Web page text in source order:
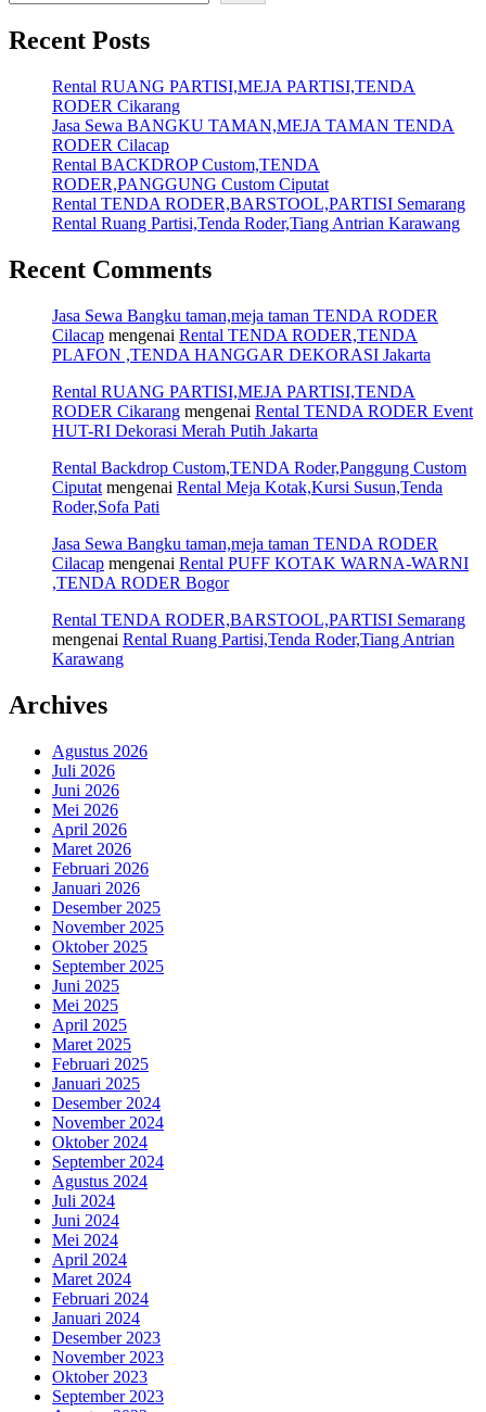
Recent Posts
Rental RUANG PARTISI,MEJA PARTISI,TENDA
RODER Cikarang
Jasa Sewa BANGKU TAMAN,MEJA TAMAN TENDA
RODER Cilacap
Rental BACKDROP Custom,TENDA
RODER,PANGGUNG Custom Ciputat
Rental TENDA RODER,BARSTOOL,PARTISI Semarang
Rental Ruang Partisi,Tenda Roder,Tiang Antrian Karawang
Recent Comments
Jasa Sewa Bangku taman,meja taman TENDA RODER
Cilacap mengenai Rental TENDA RODER,TENDA
PLAFON ,TENDA HANGGAR DEKORASI Jakarta
Rental RUANG PARTISI,MEJA PARTISI,TENDA
RODER Cikarang mengenai Rental TENDA RODER Event
HUT-RI Dekorasi Merah Putih Jakarta
Rental Backdrop Custom,TENDA Roder,Panggung Custom
Ciputat mengenai Rental Meja Kotak,Kursi Susun,Tenda
Roder,Sofa Pati
Jasa Sewa Bangku taman,meja taman TENDA RODER
Cilacap mengenai Rental PUFF KOTAK WARNA-WARNI
,TENDA RODER Bogor
Rental TENDA RODER,BARSTOOL,PARTISI Semarang
mengenai Rental Ruang Partisi,Tenda Roder,Tiang Antrian
Karawang
Archives
Agustus 2026
Juli 2026
Juni 2026
Mei 2026
April 2026
Maret 2026
Februari 2026
Januari 2026
Desember 2025
November 2025
Oktober 2025
September 2025
Juni 2025
Mei 2025
April 2025
Maret 2025
Februari 2025
Januari 2025
Desember 2024
November 2024
Oktober 2024
September 2024
Agustus 2024
Juli 2024
Juni 2024
Mei 2024
April 2024
Maret 2024
Februari 2024
Januari 2024
Desember 2023
November 2023
Oktober 2023
September 2023